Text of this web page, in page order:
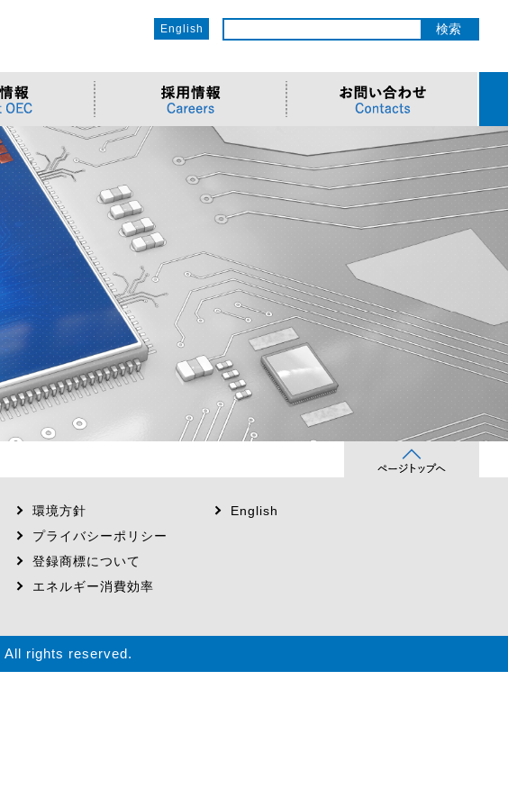
English
サーバー/ネットワーク
>Supermicro
>液体冷却ソリューション
>DCBBS
>Components
>Semiconductor
>Automotive
>ものづくりソリューション
>有償技術サービス
>小型PCソリューション
>カスタムPCソリューション
>台湾ソリューション
>地デジテレビ
>海外電子部品選定
>拠点一覧
>OECのCSR
>社会への取り組み
>環境への取り組み
>社員との関わり
環境方針
プライバシーポリシー
登録商標について
エネルギー消費効率
English
All rights reserved.